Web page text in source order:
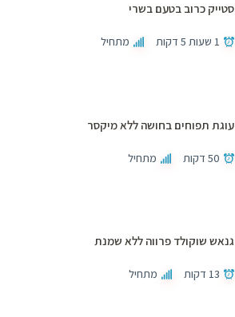
סטייק כרוב בטעם בשרי
1 שעות 5 דקות מתחיל
עוגת תפוחים בחושה ללא מיקסר
50 דקות מתחיל
גנאש שוקולד פרווה ללא שמנת
13 דקות מתחיל